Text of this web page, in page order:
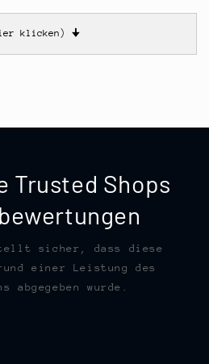
klicken) 🠋
Trusted Shops
sicher, dass diese
einer Leistung des
abgegeben wurde.